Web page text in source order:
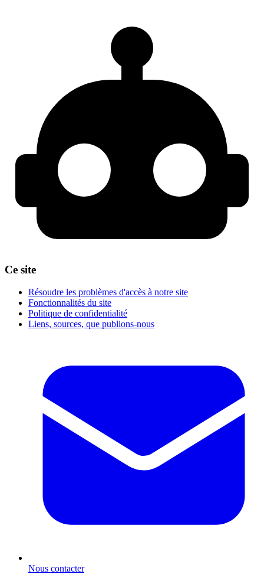
Ce site
Résoudre les problèmes d'accès à notre site
Fonctionnalités du site
Politique de confidentialité
Liens, sources, que publions-nous
Nous contacter